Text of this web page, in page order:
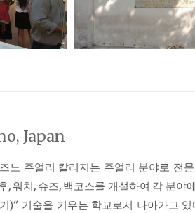
Japan
노 주얼리 칼리지는 주얼리 분야로 전
, 워치, 슈즈, 백코스를 개설하여 각 분
)” 기술을 키우는 학교로서 나아가고